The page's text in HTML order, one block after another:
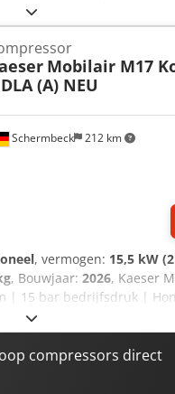
Schermbeck 212 km
Mobilair M17
(A) NEU
, vermogen: 15,5 kW
, Bouwjaar: 2026, Kaeser
| 15 bar bedrijfsdruk |
M17 Staat: NIEUW
205 kg
incl.
compressors direct